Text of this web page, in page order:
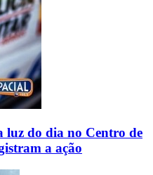
luz do dia no Centro de
a ação